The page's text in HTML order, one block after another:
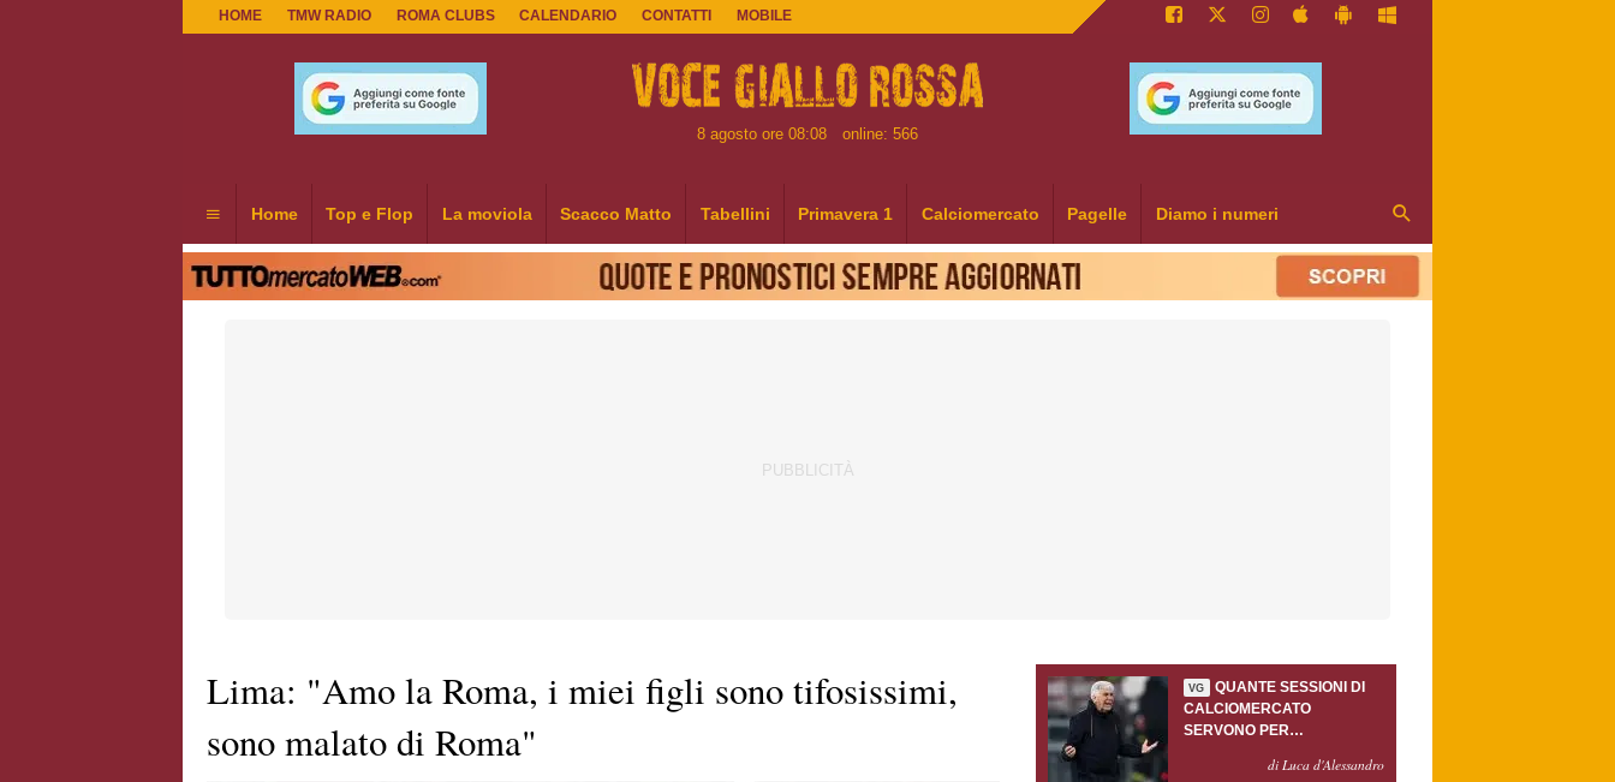
HOME TMW RADIO ROMA CLUBS CALENDARIO CONTATTI MOBILE
8 agosto ore 08:08 online: 566
Home Top e Flop La moviola Scacco Matto Tabellini Primavera 1 Calciomercato Pagelle Diamo i numeri
Lima: "Amo la Roma, i miei figli sono tifosissimi,
sono malato di Roma"
VG
QUANTE SESSIONI DI
CALCIOMERCATO
SERVONO PER
GASPERINI?di Luca d'Alessandro